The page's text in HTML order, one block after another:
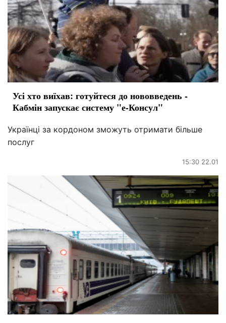
Усі хто виїхав: готуйтеся до нововведень -
Кабмін запускає систему "е-Консул"
Українці за кордоном зможуть отримати більше
послуг
15:30 22.01